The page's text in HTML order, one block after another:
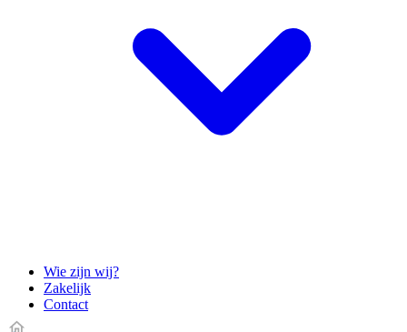
Wie zijn wij?
Zakelijk
Contact